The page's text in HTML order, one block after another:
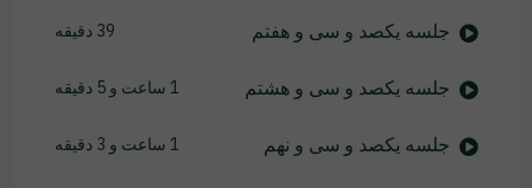
جلسه یکصد و سی و هفتم 39 دقیقه
جلسه یکصد و سی و هشتم 1 ساعت و 5 دقیقه
جلسه یکصد و سی و نهم 1 ساعت و 3 دقیقه